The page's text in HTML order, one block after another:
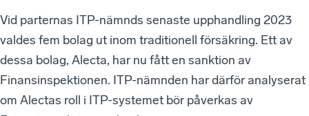
Vid parternas ITP-nämnds senaste upphandling 2023
valdes fem bolag ut inom traditionell försäkring. Ett av
dessa bolag, Alecta, har nu fått en sanktion av
Finansinspektionen. ITP-nämnden har därför analyserat
om Alectas roll i ITP-systemet bör påverkas av